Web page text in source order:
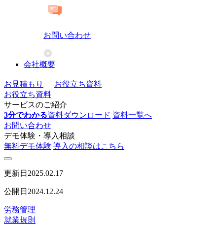
お問い合わせ
会社概要
お見積もり
お役立ち資料
お役立ち資料
サービスのご紹介
3分でわかる資料ダウンロード 資料一覧へ
お問い合わせ
デモ体験・導入相談
無料デモ体験 導入の相談はこちら
更新日 2025.02.17
公開日 2024.12.24
労務管理
就業規則